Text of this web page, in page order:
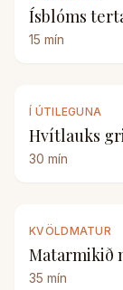
Ísblóms
15 mín
Í ÚTILEGUNA
Hvítlauks
30 mín
KVÖLDMATUR
Matarmikið
35 mín